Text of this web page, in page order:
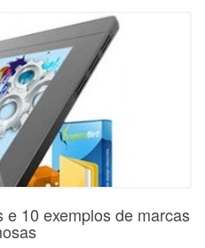
10 exemplos de marcas